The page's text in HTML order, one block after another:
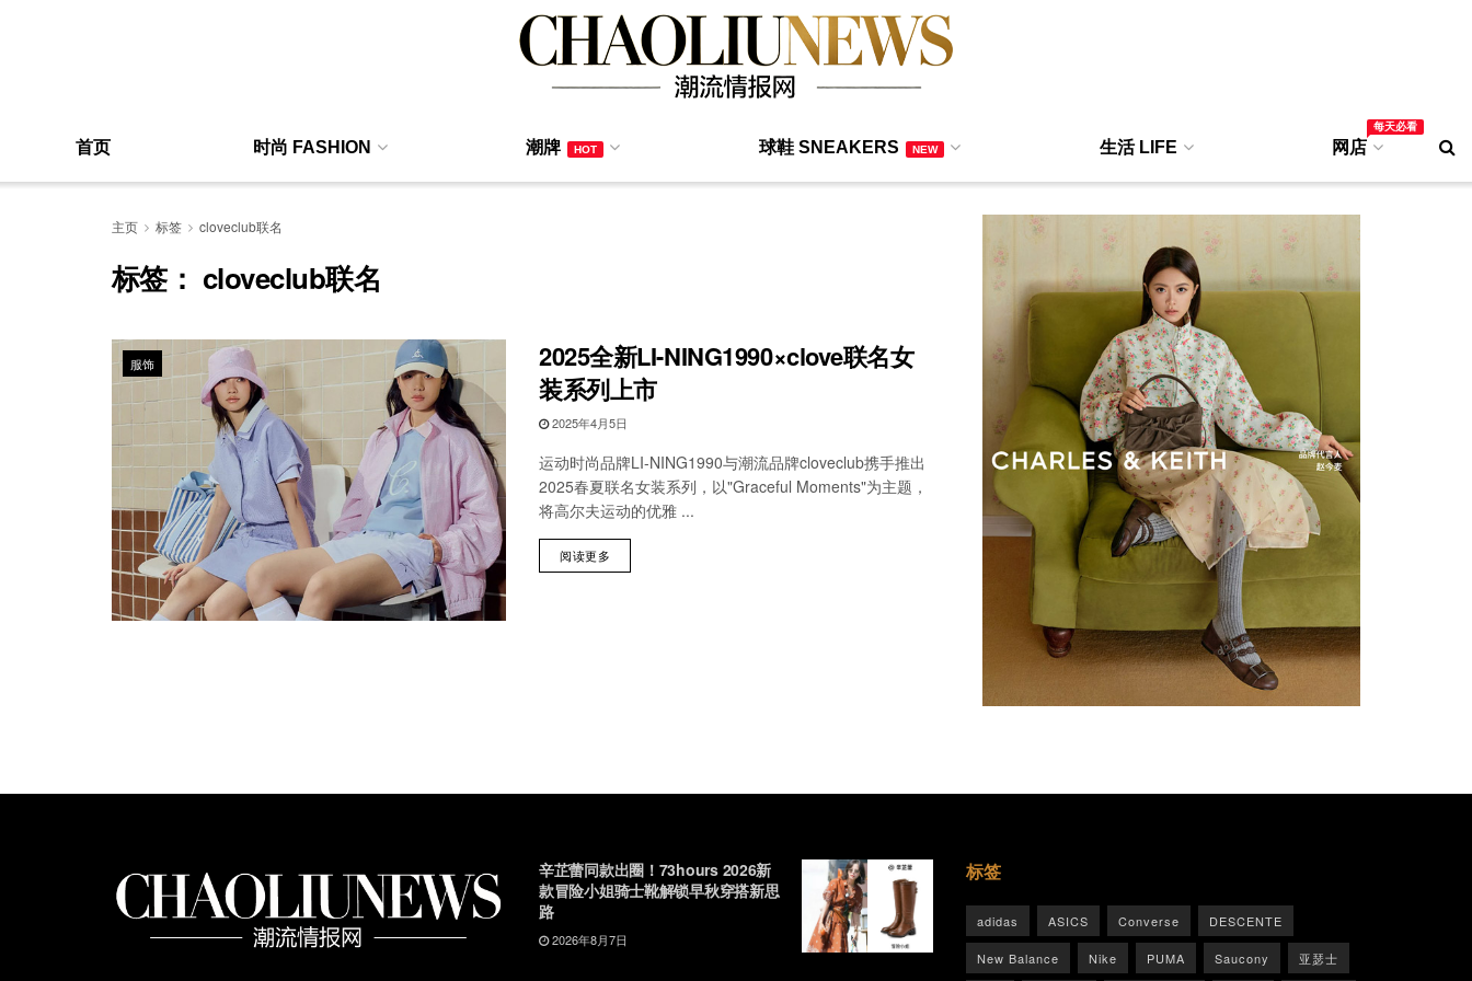
首页 时尚 FASHION 潮牌 HOT 球鞋 SNEAKERS NEW 生活 LIFE 网店
每天必看
主页 标签 cloveclub联名
标签： cloveclub联名
服饰
2025全新LI-NING1990×clove联名女
装系列上市
2025年4月5日
运动时尚品牌LI-NING1990与潮流品牌cloveclub携手推出
2025春夏联名女装系列，以"Graceful Moments"为主题，
将高尔夫运动的优雅 ...
阅读更多
辛芷蕾同款出圈！73hours 2026新
款冒险小姐骑士靴解锁早秋穿搭新思
路
2026年8月7日
标签
adidas ASICS Converse DESCENTE
New Balance Nike PUMA Saucony 亚瑟士